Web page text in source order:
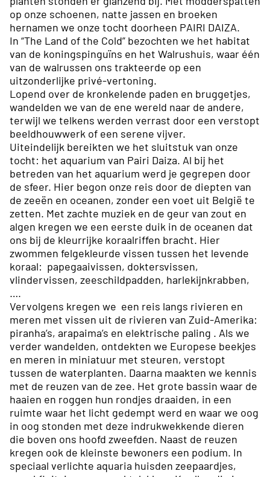
op onze schoenen, natte jassen en broeken
hernamen we onze tocht doorheen PAIRI DAIZA.
In “The Land of the Cold” bezochten we het habitat
van de koningspinguïns en het Walrushuis, waar één
van de walrussen ons trakteerde op een
uitzonderlijke privé-vertoning.
Lopend over de kronkelende paden en bruggetjes,
wandelden we van de ene wereld naar de andere,
terwijl we telkens werden verrast door een verstopt
beeldhouwwerk of een serene vijver.
Uiteindelijk bereikten we het sluitstuk van onze
tocht: het aquarium van Pairi Daiza. Al bij het
betreden van het aquarium werd je gegrepen door
de sfeer. Hier begon onze reis door de diepten van
de zeeën en oceanen, zonder een voet uit België te
zetten. Met zachte muziek en de geur van zout en
algen kregen we een eerste duik in de oceanen dat
ons bij de kleurrijke koraalriffen bracht. Hier
zwommen felgekleurde vissen tussen het levende
koraal: papegaaivissen, doktersvissen,
vlindervissen, zeeschildpadden, harlekijnkrabben,
….
Vervolgens kregen we een reis langs rivieren en
meren met vissen uit de rivieren van Zuid-Amerika:
piranha’s, arapaima’s en elektrische paling . Als we
verder wandelden, ontdekten we Europese beekjes
en meren in miniatuur met steuren, verstopt
tussen de waterplanten. Daarna maakten we kennis
met de reuzen van de zee. Het grote bassin waar de
haaien en roggen hun rondjes draaiden, in een
ruimte waar het licht gedempt werd en waar we oog
in oog stonden met deze indrukwekkende dieren
die boven ons hoofd zweefden. Naast de reuzen
kregen ook de kleinste bewoners een podium. In
speciaal verlichte aquaria huisden zeepaardjes,